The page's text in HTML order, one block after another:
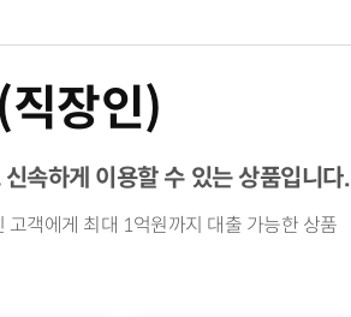
장인)
속하게 이용할 수 있는 상품입니다.
고객에게 최대 1억원까지 대출 가능한 상품